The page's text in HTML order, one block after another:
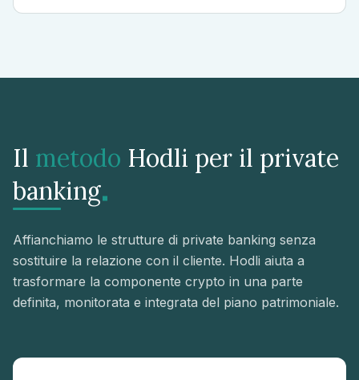
Il metodo Hodli per il private
banking.
Affianchiamo le strutture di private banking senza
sostituire la relazione con il cliente. Hodli aiuta a
trasformare la componente crypto in una parte
definita, monitorata e integrata del piano patrimoniale.